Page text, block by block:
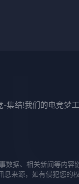
-集结!我们的电竞梦
数据、相关新闻等内
息来源，如有侵犯您的